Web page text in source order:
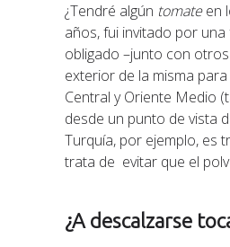
¿Tendré algún tomateen
años, fui invitado por
obligado –junto con
exterior de la misma
Central y Oriente Medio
desde un punto de vista
Turquía, por ejemplo, es
trata de evitar que el
¿A descalzarse